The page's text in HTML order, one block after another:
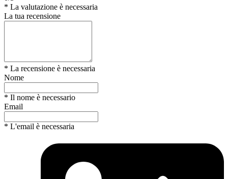
* La valutazione è necessaria
La tua recensione
* La recensione è necessaria
Nome
* Il nome è necessario
Email
* L'email è necessaria